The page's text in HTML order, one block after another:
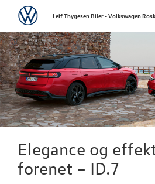
VolkswagenLeif Thygesen Biler - Volkswagen
Elegance og
forenet – ID.7